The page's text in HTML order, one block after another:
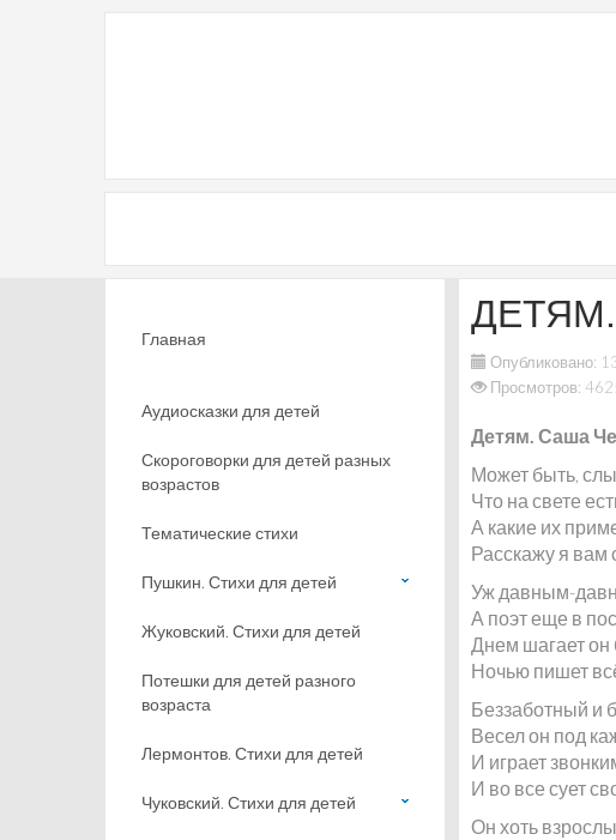
Опубликовано:
Просмотров:
Детям. Саша
Может быть,
Что на свете
А какие их
Расскажу я вам
Уж давным-
А поэт еще в
Днем шагает он
Ночью пишет
Беззаботный и
Весел он под
И играет
И во все сует
Он хоть
Главная
Аудиосказки для детей
Скороговорки для детей разных
возрастов
Тематические стихи
Пушкин. Стихи для детей
Жуковский. Стихи для детей
Потешки для детей разного
возраста
Лермонтов. Стихи для детей
Чуковский. Стихи для детей